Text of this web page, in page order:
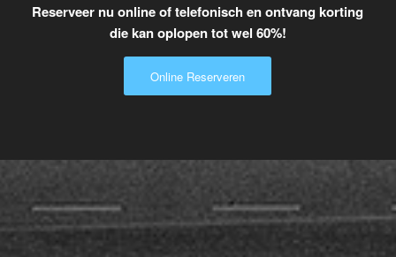
Reserveer nu online of telefonisch en ontvang korting
die kan oplopen tot wel 60%!
Online Reserveren